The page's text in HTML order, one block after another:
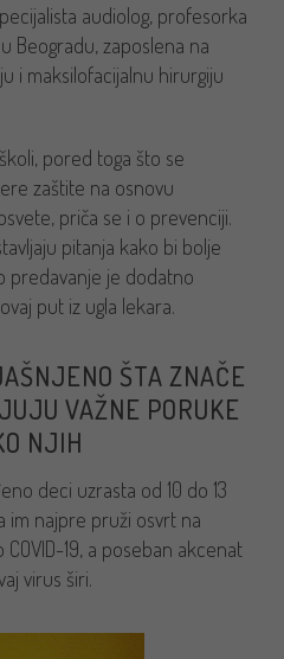
audiolog, profesorka
Beogradu, zaposlena na
i maksilofacijalnu hirurgiju
pored toga što se
zaštite na osnovu
priča se i o prevenciji.
pitanja kako bi bolje
predavanje je dodatno
put iz ugla lekara.
ŠTA ZNAČE
VAŽNE PORUKE
NJIH
deci uzrasta od 10 do 13
im najpre pruži osvrt na
19, a poseban akcenat
virus širi.